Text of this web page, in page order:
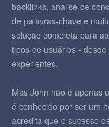
backlinks, análise de
de palavras-chave e
solução completa para
tipos de usuários -
experientes.
Mas John não é apenas
é conhecido por ser um
acredita que o sucesso